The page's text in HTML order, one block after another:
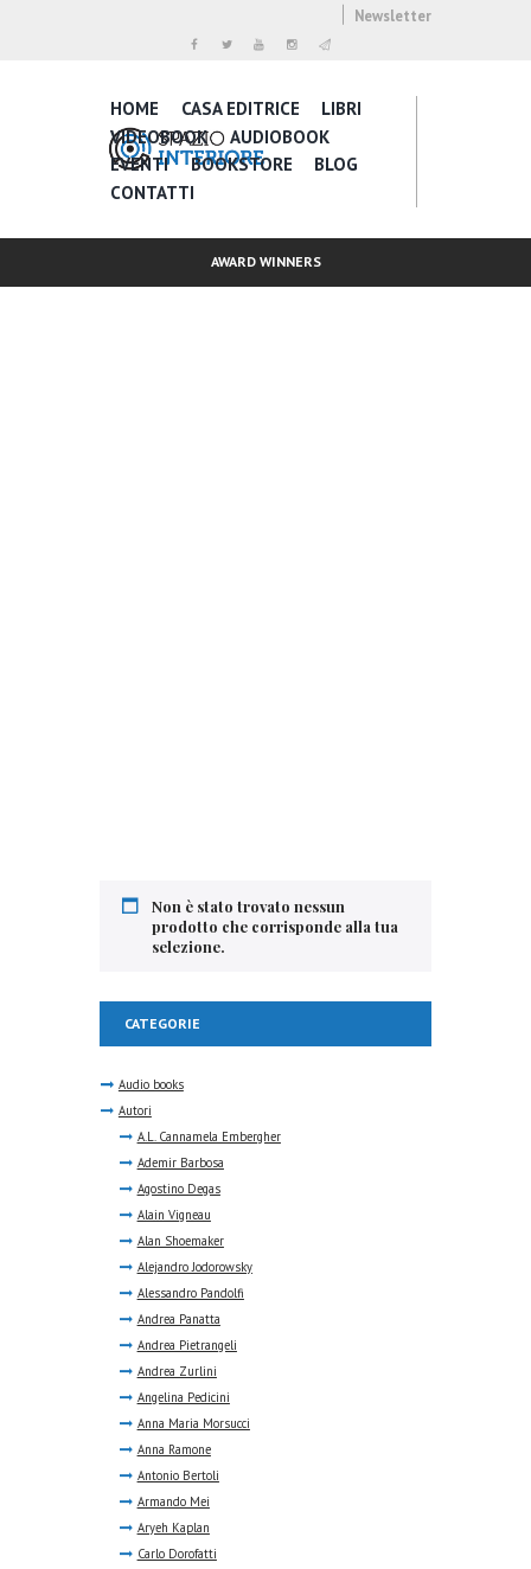
Newsletter
HOME CASA EDITRICE
LIBRI
VIDEOBOOK
AUDIOBOOK
EVENTI
BOOKSTORE
BLOG
CONTATTI
AWARD WINNERS
Non è stato trovato nessun
prodotto che corrisponde alla tua
selezione.
CATEGORIE
Audio books
Autori
A.L. Cannamela Embergher
Ademir Barbosa
Agostino Degas
Alain Vigneau
Alan Shoemaker
Alejandro Jodorowsky
Alessandro Pandolfi
Andrea Panatta
Andrea Pietrangeli
Andrea Zurlini
Angelina Pedicini
Anna Maria Morsucci
Anna Ramone
Antonio Bertoli
Armando Mei
Aryeh Kaplan
Carlo Dorofatti